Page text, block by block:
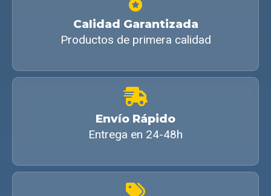
Calidad Garantizada
Productos de primera calidad
Envío Rápido
Entrega en 24-48h